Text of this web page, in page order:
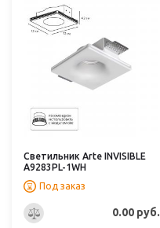
Светильник Arte INVISIBLE
A9283PL-1WH
Под заказ
0.00 руб.